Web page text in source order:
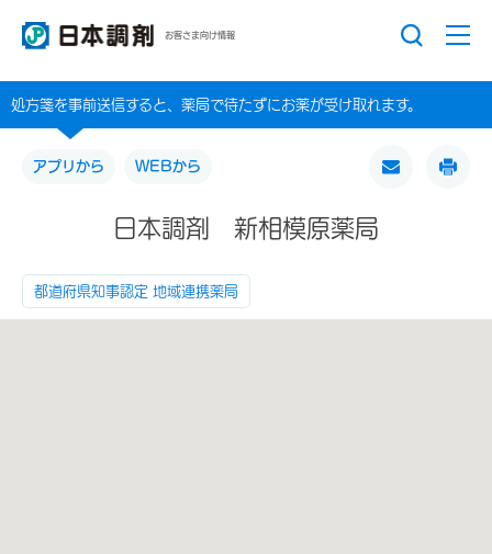
お客さま向け情報
処方箋を事前送信すると、薬局で待たずにお薬が受け取れます。
アプリから WEBから
日本調剤 新相模原薬局
都道府県知事認定 地域連携薬局